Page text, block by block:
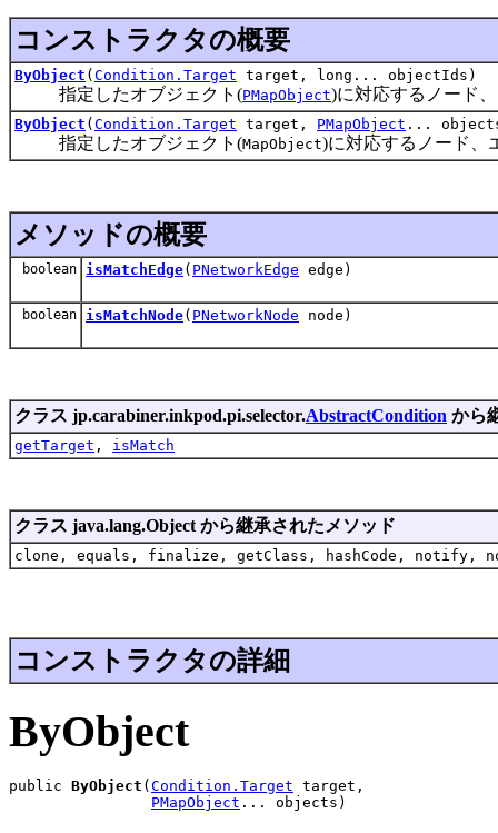
コンストラクタの概要
ByObject ( Condition.Target target, long... objectIds)
指定したオブジェクト(PMapObject)に対応するノード
ByObject ( Condition.Target target, PMapObject ...
指定したオブジェクト(MapObject)に対応するノード、
メソッドの概要
boolean isMatchEdge( PNetworkEdge edge)
boolean isMatchNode( PNetworkNode node)
クラス jp.carabiner.inkpod.pi.selector.AbstractCondition から
getTarget , isMatch
クラス java.lang.Object から継承されたメソッド
clone, equals, finalize, getClass, hashCode,
コンストラクタの詳細
ByObject
public ByObject ( Condition.Target target,
PMapObject ... objects)